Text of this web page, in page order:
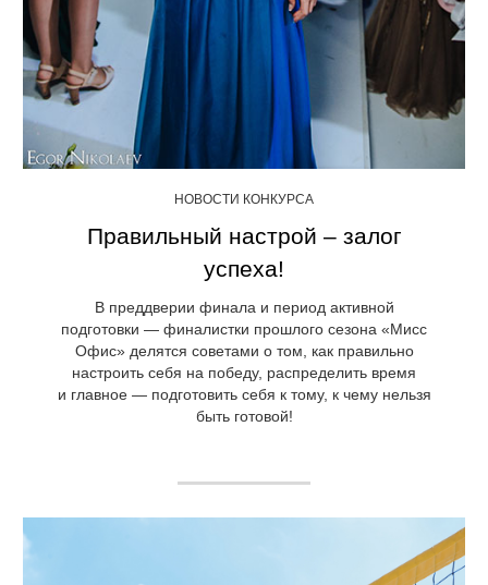
НОВОСТИ КОНКУРСА
Правильный настрой – залог
успеха!
В преддверии финала и период активной
подготовки — финалистки прошлого сезона «Мисс
Офис» делятся советами о том, как правильно
настроить себя на победу, распределить время
и главное — подготовить себя к тому, к чему нельзя
быть готовой!